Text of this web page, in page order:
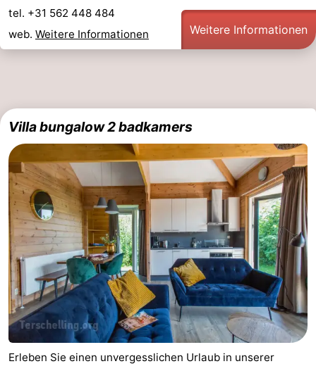
tel. +31 562 448 484
web. Weitere Informationen Weitere Informationen
Villa bungalow 2 badkamers
Erleben Sie einen unvergesslichen Urlaub in unserer